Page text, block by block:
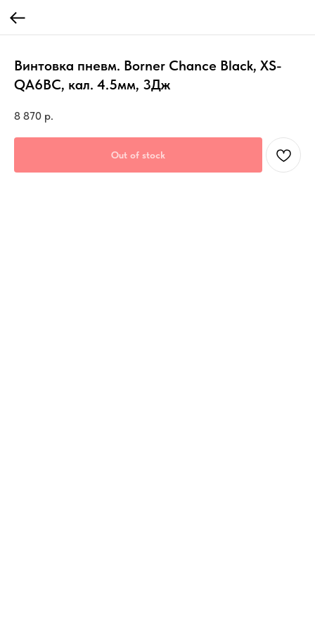
Винтовка пневм. Borner Сhance Black, XS-
QA6BC, кал. 4.5мм, 3Дж
8 870 р.
Out of stock